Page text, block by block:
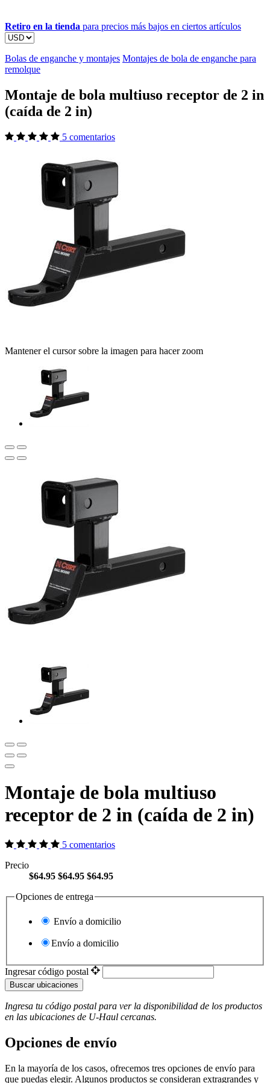
Retiro en la tienda para precios más bajos en ciertos artículos
Bolas de enganche y montajes Montajes de bola de enganche para
remolque
Montaje de bola multiuso receptor de 2 in
(caída de 2 in)
5 comentarios
Mantener el cursor sobre la imagen para hacer zoom
Montaje de bola multiuso
receptor de 2 in (caída de 2 in)
5 comentarios
Precio
$64.95 $64.95 $64.95
Opciones de entrega
Envío a domicilio
Envío a domicilio
Ingresar código postal
Buscar ubicaciones
Ingresa tu código postal para ver la disponibilidad de los productos
en las ubicaciones de U-Haul ​​​​​​​ cercanas.
Opciones de envío
En la mayoría de los casos, ofrecemos tres opciones de envío para
que puedas elegir. Algunos productos se consideran extragrandes y